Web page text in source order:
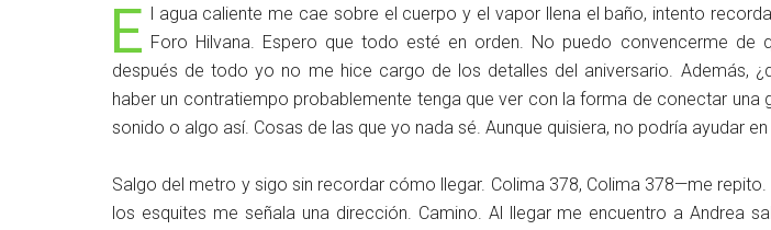
E l agua caliente me cae sobre el cuerpo y el vapor llena el baño, intento
Foro Hilvana. Espero que todo esté en orden. No puedo convencerme de
después de todo yo no me hice cargo de los detalles del aniversario. Además,
haber un contratiempo probablemente tenga que ver con la forma de conectar una
sonido o algo así. Cosas de las que yo nada sé. Aunque quisiera, no podría ayudar en
Salgo del metro y sigo sin recordar cómo llegar. Colima 378, Colima 378—me
los esquites me señala una dirección. Camino. Al llegar me encuentro a Andrea